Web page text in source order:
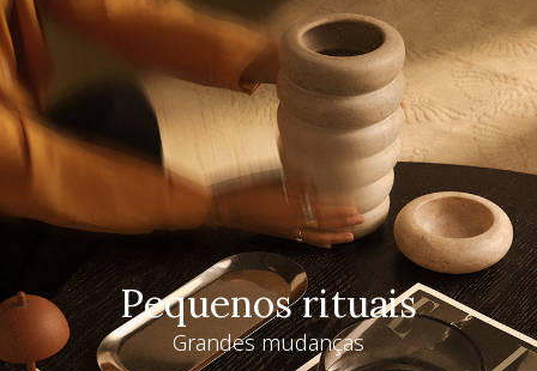
Pequenos rituais
Grandes mudanças